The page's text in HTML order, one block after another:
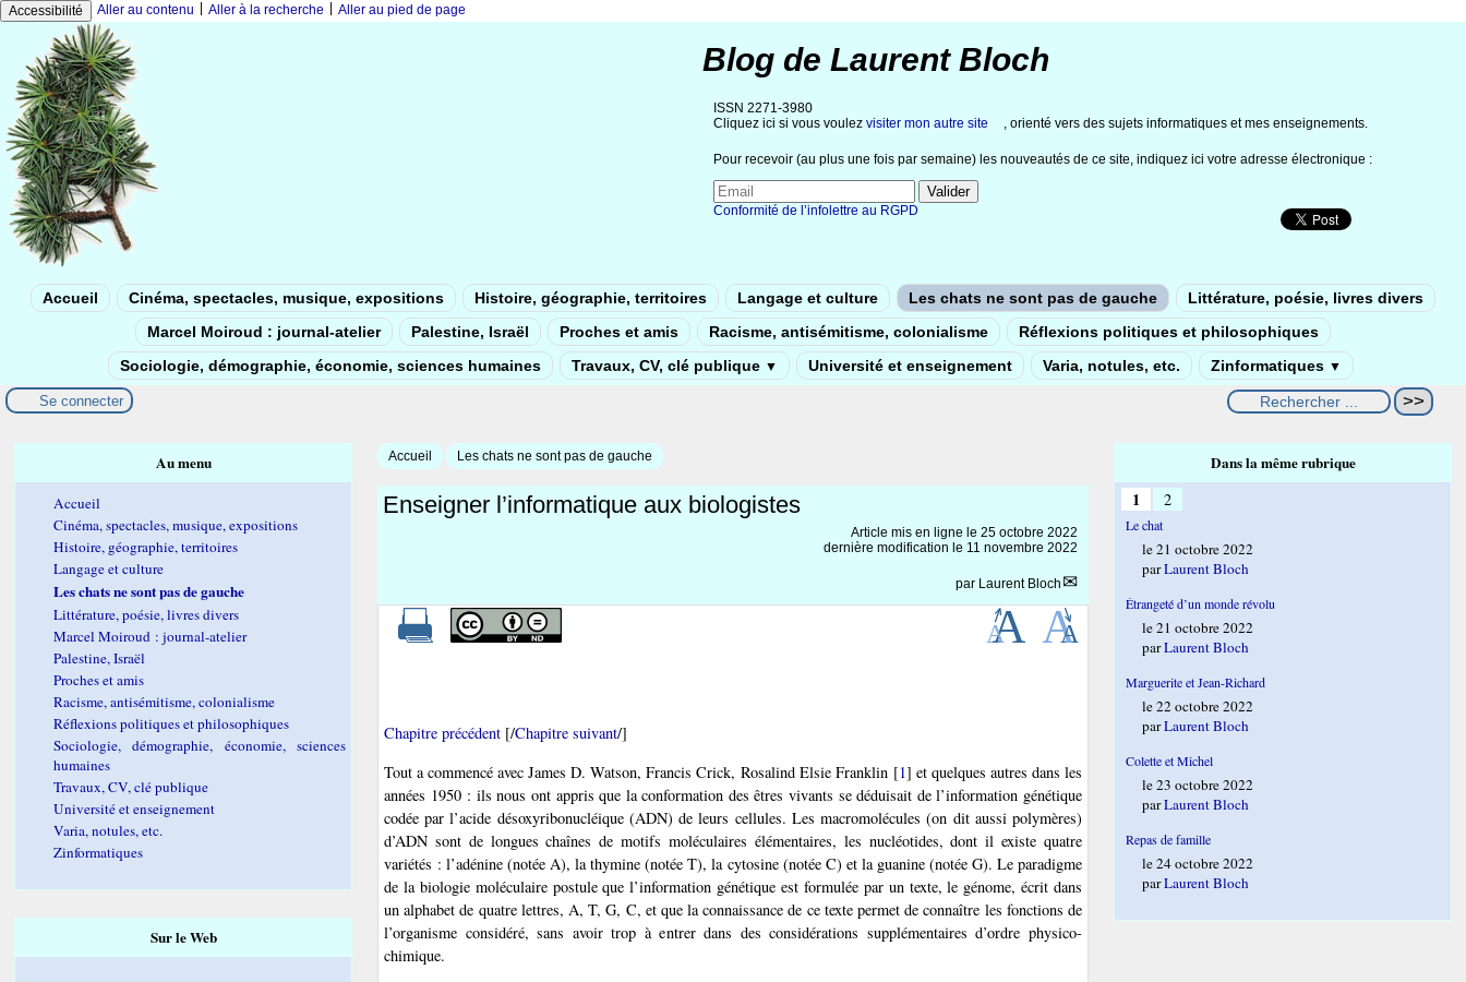
Accessibilité Aller au contenu Aller à la recherche Aller au pied de page
Blog de Laurent Bloch
ISSN 2271-3980
Cliquez ici si vous voulez visiter mon autre site , orienté vers des sujets informatiques et mes enseignements.
Pour recevoir (au plus une fois par semaine) les nouveautés de ce site, indiquez ici votre adresse électronique :
Conformité de l’infolettre au RGPD
Accueil Cinéma, spectacles, musique, expositions Histoire, géographie, territoires Langage et culture Les chats ne sont pas de gauche
Littérature, poésie, livres divers
Marcel Moiroud : journal-atelier
Palestine, Israël Proches et amis Racisme, antisémitisme, colonialisme
Réflexions politiques et philosophiques
Sociologie, démographie, économie, sciences humaines
Travaux, CV, clé publique ▼ Université et enseignement Varia, notules, etc. Zinformatiques ▼
Se connecter
Accueil Les chats ne sont pas de gauche
Enseigner l’informatique aux biologistes
Article mis en ligne le 25 octobre 2022
dernière modification le 11 novembre 2022
par Laurent Bloch
Chapitre précédent [/Chapitre suivant/]
Tout a commencé avec James D. Watson, Francis Crick, Rosalind Elsie Franklin[1] et quelques autres dans les
années 1950 : ils nous ont appris que la conformation des êtres vivants se déduisait de l’information génétique
codée par l’acide désoxyribonucléique (ADN) de leurs cellules. Les macromolécules (on dit aussi polymères)
d’ADN sont de longues chaînes de motifs moléculaires élémentaires, les nucléotides, dont il existe quatre
variétés : l’adénine (notée A), la thymine (notée T), la cytosine (notée C) et la guanine (notée G). Le paradigme
de la biologie moléculaire postule que l’information génétique est formulée par un texte, le génome, écrit dans
un alphabet de quatre lettres, A, T, G, C, et que la connaissance de ce texte permet de connaître les fonctions de
l’organisme considéré, sans avoir trop à entrer dans des considérations supplémentaires d’ordre physico-
chimique.
Au menu
Accueil
Cinéma, spectacles, musique, expositions
Histoire, géographie, territoires
Langage et culture
Les chats ne sont pas de gauche
Littérature, poésie, livres divers
Marcel Moiroud : journal-atelier
Palestine, Israël
Proches et amis
Racisme, antisémitisme, colonialisme
Réflexions politiques et philosophiques
Sociologie, démographie, économie, sciences
humaines
Travaux, CV, clé publique
Université et enseignement
Varia, notules, etc.
Zinformatiques
Sur le Web
Dans la même rubrique
1 2
Le chat
le 21 octobre 2022
parLaurent Bloch
Étrangeté d’un monde révolu
le 21 octobre 2022
parLaurent Bloch
Marguerite et Jean-Richard
le 22 octobre 2022
parLaurent Bloch
Colette et Michel
le 23 octobre 2022
parLaurent Bloch
Repas de famille
le 24 octobre 2022
parLaurent Bloch